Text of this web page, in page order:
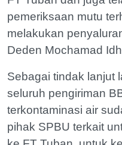
pemeriksaan mutu
melakukan
Deden Mochamad
Sebagai tindak lanjut
seluruh pengiriman
terkontaminasi air
pihak SPBU terkait